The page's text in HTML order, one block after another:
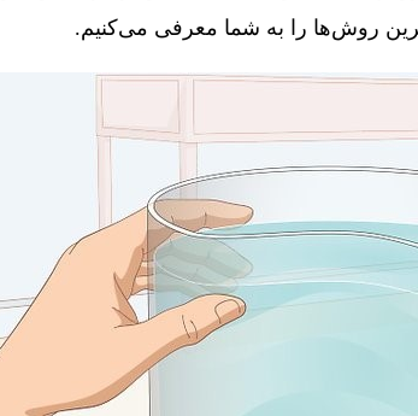
روش‌ها را به شما معرفی می‌کنیم.